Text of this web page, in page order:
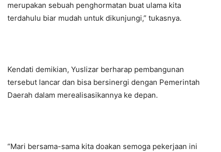
merupakan sebuah penghormatan buat ulama kita
terdahulu biar mudah untuk dikunjungi,” tukasnya.
Kendati demikian, Yuslizar berharap pembangunan
tersebut lancar dan bisa bersinergi dengan Pemerintah
Daerah dalam merealisasikannya ke depan.
“Mari bersama-sama kita doakan semoga pekerjaan ini